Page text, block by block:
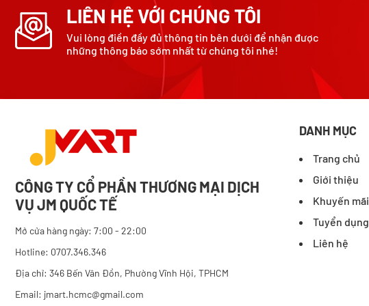
LIÊN HỆ VỚI CHÚNG TÔI
Vui lòng điền đầy đủ thông tin bên dưới để nhận được
những thông báo sớm nhất từ chúng tôi nhé!
CÔNG TY CỔ PHẦN THƯƠNG MẠI DỊCH
VỤ JM QUỐC TẾ
Mở cửa hàng ngày: 7:00 - 22:00
Hotline: 0707.346.346
Địa chỉ: 346 Bến Vân Đồn, Phường Vĩnh Hội, TPHCM
Email: jmart.hcmc@gmail.com
DANH MỤC
Trang chủ
Giới thiệu
Khuyến mãi
Tuyển dụng
Liên hệ